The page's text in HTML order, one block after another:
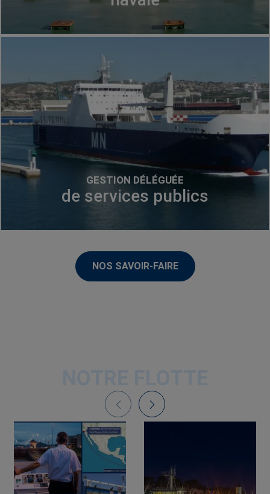
GESTION DÉLÉGUÉE
de services publics
NOS SAVOIR-FAIRE